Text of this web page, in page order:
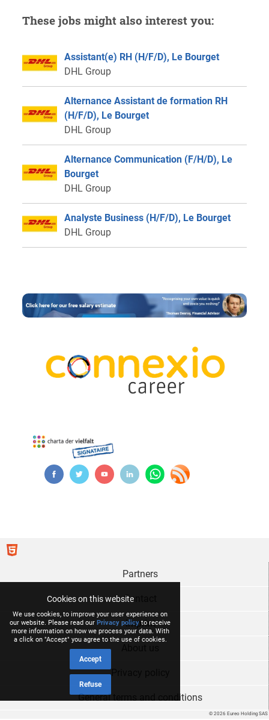
These jobs might also interest you:
Assistant(e) RH (H/F/D), Le Bourget
DHL Group
Alternance Assistant de formation RH
(H/F/D), Le Bourget
DHL Group
Alternance Communication (F/H/D), Le
Bourget
DHL Group
Analyste Business (H/F/D), Le Bourget
DHL Group
Cookies on this website
We use cookies, to improve your user experience on
our website. Please read our Privacy policy to receive
more information on how we process your data. With
a click on "Accept" you agree to the use of cookies.
Accept
Refuse
© 2026 Eureo Holding SAS
Partners
Contact
Imprint
Privacy policy
General terms and conditions